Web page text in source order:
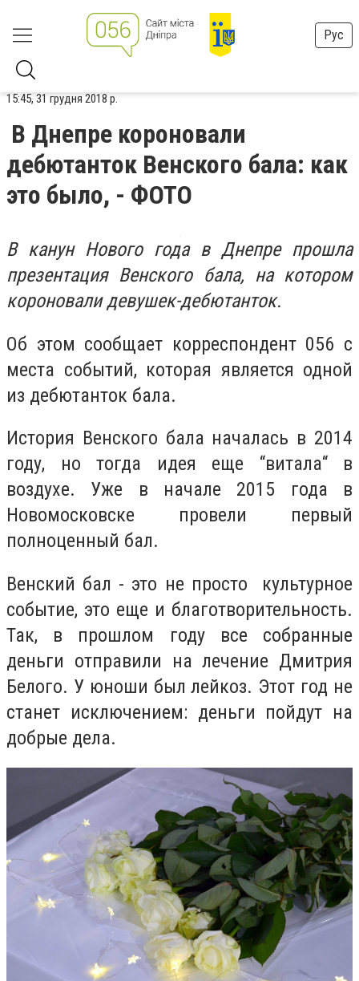
Рус
15:45, 31 грудня 2018 р.
В Днепре короновали
дебютанток Венского бала: как
это было, - ФОТО
В канун Нового года в Днепре прошла
презентация Венского бала, на котором
короновали девушек-дебютанток.
Об этом сообщает корреспондент 056 с
места событий, которая является одной
из дебютанток бала.
История Венского бала началась в 2014
году, но тогда идея еще “витала“ в
воздухе. Уже в начале 2015 года в
Новомосковске провели первый
полноценный бал.
Венский бал - это не просто культурное
событие, это еще и благотворительность.
Так, в прошлом году все собранные
деньги отправили на лечение Дмитрия
Белого. У юноши был лейкоз. Этот год не
станет исключением: деньги пойдут на
добрые дела.